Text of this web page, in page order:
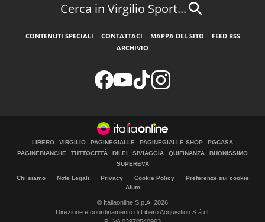
Cerca in Virgilio Sport...
CONTENUTI SPECIALI CONTATTACI MAPPA DEL SITO
FEED RSS
ARCHIVIO
LIBERO VIRGILIO PAGINEGIALLE PAGINEGIALLE SHOP
PGCASA
PAGINEBIANCHE
TUTTOCITTÀ DILEI SIVIAGGIA QUIFINANZA
BUONISSIMO
SUPEREVA
Chi siamo Note Legali Privacy Cookie Policy
Preferenze sui cookie
Aiuto
© Italiaonline S.p.A. 2026
Direzione e coordinamento di Libero Acquisition S.á r.l.